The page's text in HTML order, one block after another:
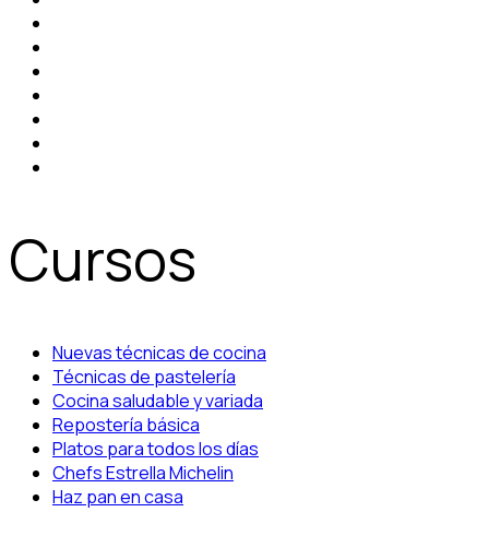
Cursos
Nuevas técnicas de cocina
Técnicas de pastelería
Cocina saludable y variada
Repostería básica
Platos para todos los días
Chefs Estrella Michelin
Haz pan en casa